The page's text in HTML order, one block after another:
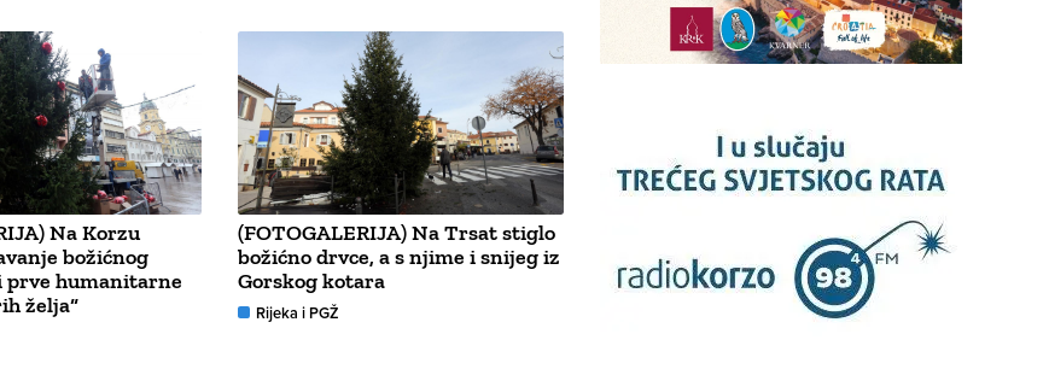
Na Korzu
božićnog
prve humanitarne
želja“
(FOTOGALERIJA) Na Trsat stiglo
božićno drvce, a s njime i snijeg iz
Gorskog kotara
Rijeka i PGŽ